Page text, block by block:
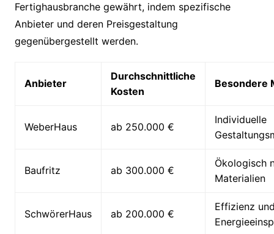
Fertighausbranche gewährt, indem spezifische
Anbieter und deren Preisgestaltung
gegenübergestellt werden.
Anbieter
Durchschnittliche
Kosten
Besondere
WeberHaus ab 250.000 €
Individuelle
Baufritz ab 300.000 €
Ökologisch
Materialien
SchwörerHaus ab 200.000 €
Effizienz